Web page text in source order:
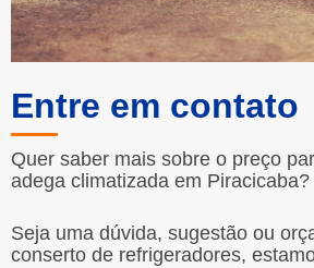
Entre em contato
Quer saber mais sobre o preço
adega climatizada em Piracicaba?
Seja uma dúvida, sugestão ou
conserto de refrigeradores,